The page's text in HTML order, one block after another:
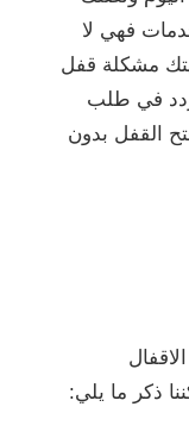
فهي لا
مشكلة قفل
في طلب
القفل بدون
ذكر ما يلي: